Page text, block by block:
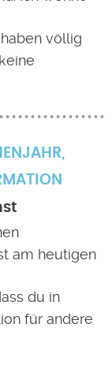
völlig
,
am heutigen
du in
für andere